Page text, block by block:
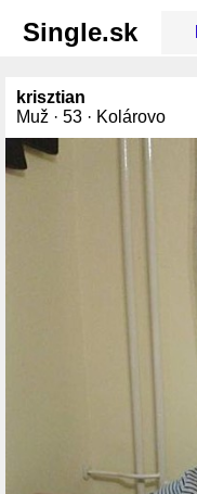
Single.sk
krisztian
Muž · 53 · Kolárovo